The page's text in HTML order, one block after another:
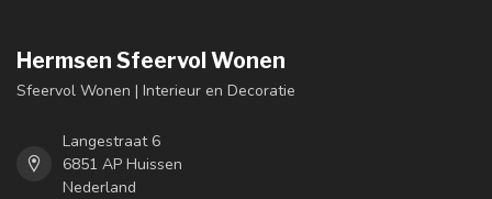
Hermsen Sfeervol Wonen
Sfeervol Wonen | Interieur en Decoratie
Langestraat 6
6851 AP Huissen
Nederland